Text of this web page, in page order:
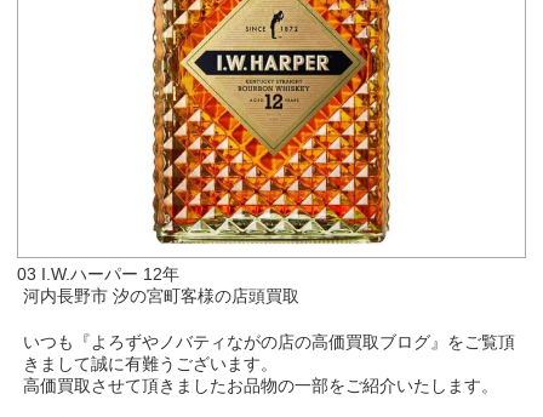
03 I.W.ハーパー 12年
河内長野市 汐の宮町客様の店頭買取
いつも『よろずやノバティながの店の高価買取ブログ』をご覧頂
きまして誠に有難うございます。
高価買取させて頂きましたお品物の一部をご紹介いたします。